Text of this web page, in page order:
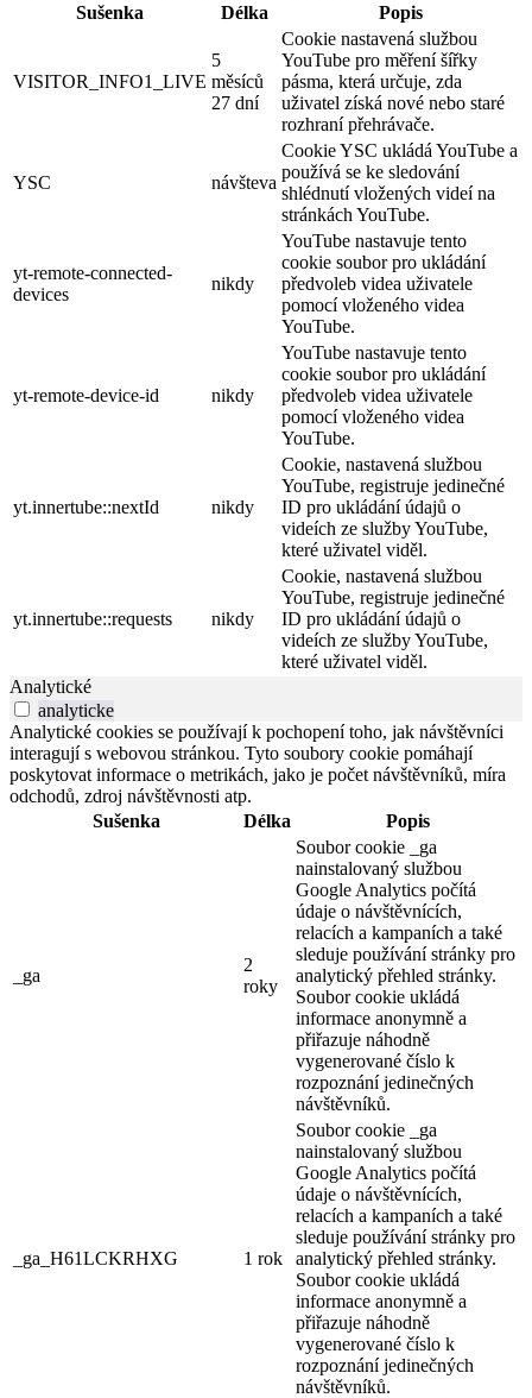
Sušenka
Délka Popis
VISITOR_INFO1_LIVE
5
měsíců
27 dní
Cookie nastavená službou
YouTube pro měření šířky
pásma, která určuje, zda
uživatel získá nové nebo staré
rozhraní přehrávače.
YSC návšteva
Cookie YSC ukládá YouTube a
používá se ke sledování
shlédnutí vložených videí na
stránkách YouTube.
yt-remote-connected-
devices
nikdy
YouTube nastavuje tento
cookie soubor pro ukládání
předvoleb videa uživatele
pomocí vloženého videa
YouTube.
yt-remote-device-id nikdy
YouTube nastavuje tento
cookie soubor pro ukládání
předvoleb videa uživatele
pomocí vloženého videa
YouTube.
yt.innertube::nextId nikdy
Cookie, nastavená službou
YouTube, registruje jedinečné
ID pro ukládání údajů o
videích ze služby YouTube,
které uživatel viděl.
yt.innertube::requests nikdy
Cookie, nastavená službou
YouTube, registruje jedinečné
ID pro ukládání údajů o
videích ze služby YouTube,
které uživatel viděl.
Analytické
analyticke
Analytické cookies se používají k pochopení toho, jak návštěvníci
interagují s webovou stránkou. Tyto soubory cookie pomáhají
poskytovat informace o metrikách, jako je počet návštěvníků, míra
odchodů, zdroj návštěvnosti atp.
Sušenka
Délka Popis
_ga
2
roky
Soubor cookie _ga
nainstalovaný službou
Google Analytics počítá
údaje o návštěvnících,
relacích a kampaních a také
sleduje používání stránky pro
analytický přehled stránky.
Soubor cookie ukládá
informace anonymně a
přiřazuje náhodně
vygenerované číslo k
rozpoznání jedinečných
návštěvníků.
_ga_H61LCKRHXG 1 rok
Soubor cookie _ga
nainstalovaný službou
Google Analytics počítá
údaje o návštěvnících,
relacích a kampaních a také
sleduje používání stránky pro
analytický přehled stránky.
Soubor cookie ukládá
informace anonymně a
přiřazuje náhodně
vygenerované číslo k
rozpoznání jedinečných
návštěvníků.